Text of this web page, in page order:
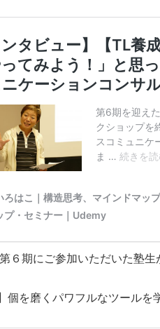
６期にご参加いただいた塾
個を磨くパワフルなツールを